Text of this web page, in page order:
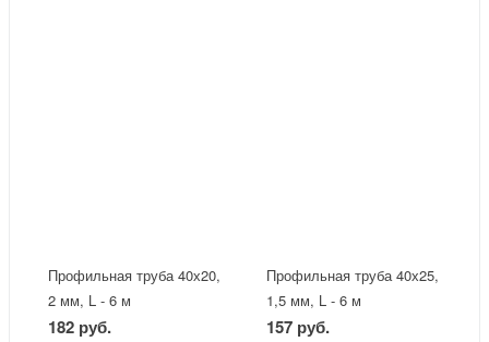
Профильная труба 40х20,
2 мм, L - 6 м
182 руб.
Профильная труба 40х25,
1,5 мм, L - 6 м
157 руб.